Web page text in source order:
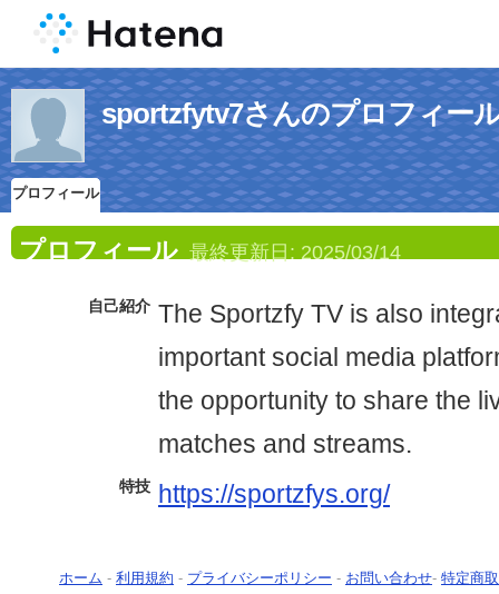
sportzfytv7さんのプロフィー
プロフィール
プロフィール 最終更新日: 2025/03/14
自己紹介 The Sportzfy TV is also
important social media
the opportunity to share the
matches and streams.
特技 https://sportzfys.org/
ホーム - 利用規約 - プライバシーポリシー - お問い合わせ- 特定商